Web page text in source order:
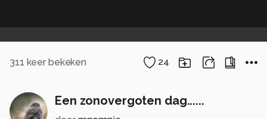
311 keer bekeken 24
Een zonovergoten dag......